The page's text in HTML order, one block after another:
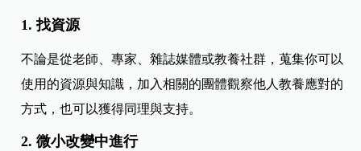
1. 找資源
不論是從老師、專家、雜誌媒體或教養社群，蒐集你可以
使用的資源與知識，加入相關的團體觀察他人教養應對的
方式，也可以獲得同理與支持。
2. 微小改變中進行